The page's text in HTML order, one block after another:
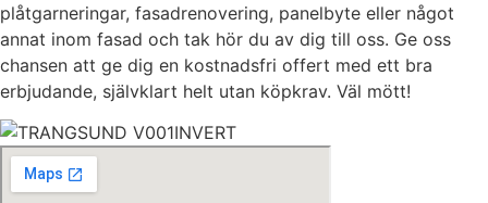
plåtgarneringar, fasadrenovering, panelbyte eller något
annat inom fasad och tak hör du av dig till oss. Ge oss
chansen att ge dig en kostnadsfri offert med ett bra
erbjudande, självklart helt utan köpkrav. Väl mött!